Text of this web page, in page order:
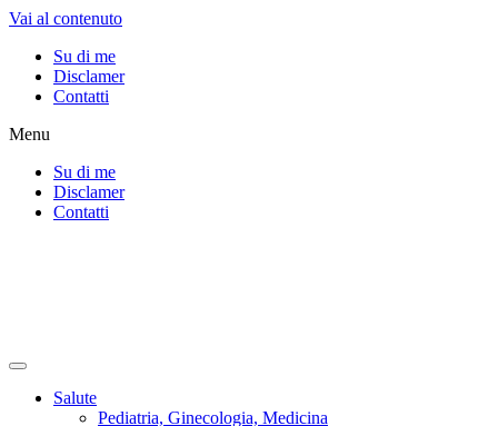
Vai al contenuto
Su di me
Disclamer
Contatti
Menu
Su di me
Disclamer
Contatti
Salute
Pediatria, Ginecologia, Medicina